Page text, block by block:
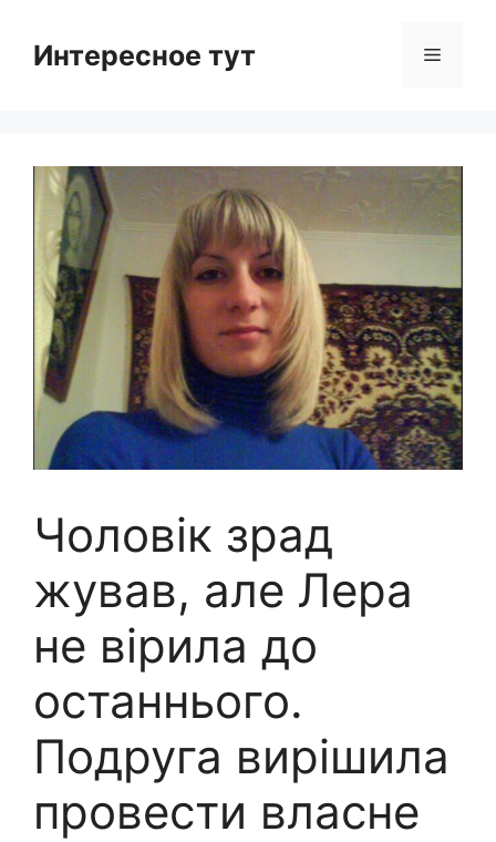
contentИнтересное тут Menu
Чоловік зpaд
жував, але Лера
не вірила до
останнього.
Подруга вирішила
провести власне